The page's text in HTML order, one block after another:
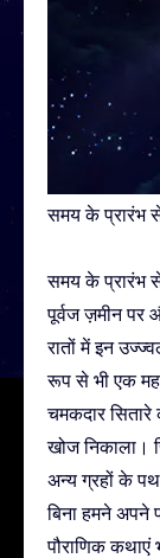
समय के प्रारंभ
समय के प्रारंभ
पूर्वज ज़मीन पर
रातों में इन
रूप से भी एक
चमकदार सितारे
खोज निकाला।
अन्य ग्रहों के
बिना हमने अपने
पौराणिक कथाएं